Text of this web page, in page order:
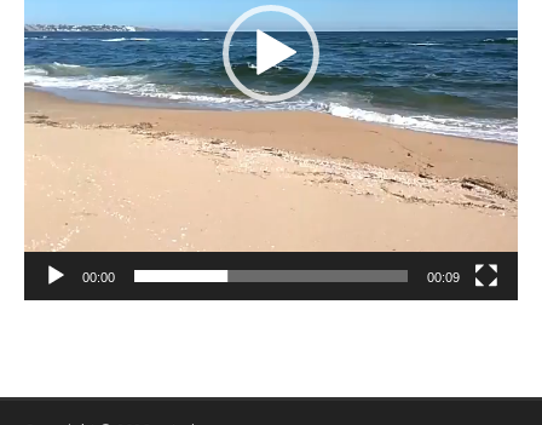
00:00 00:09